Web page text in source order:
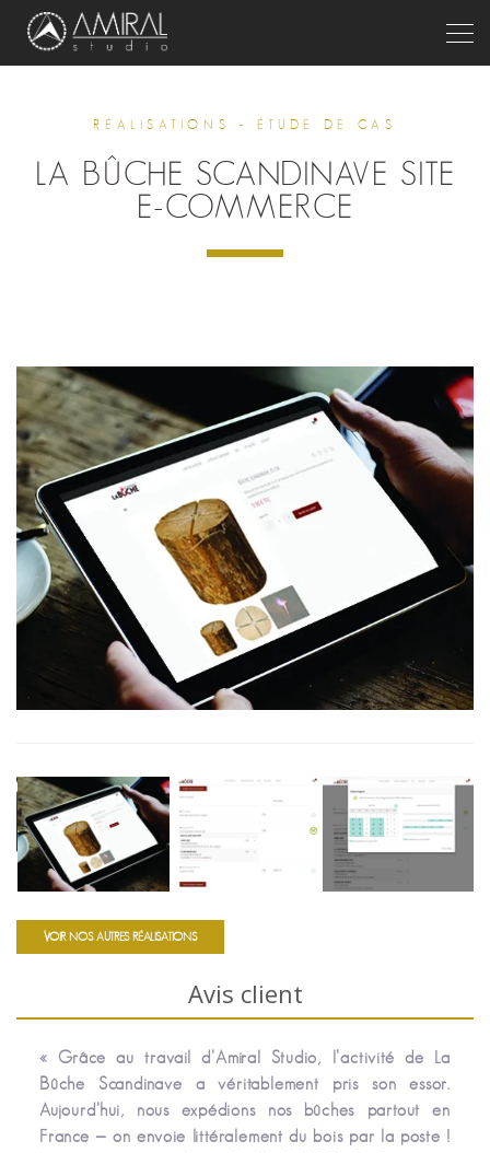
RÉALISATIONS - ÉTUDE DE CAS
LA BÛCHE SCANDINAVE SITE
E-COMMERCE
VOIR NOS AUTRES RÉALISATIONS
Avis client
« Grâce au travail d’Amiral Studio, l’activité de La
Bûche Scandinave a véritablement pris son essor.
Aujourd’hui, nous expédions nos bûches partout en
France — on envoie littéralement du bois par la poste !